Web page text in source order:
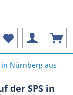
Nürnberg aus
der SPS in